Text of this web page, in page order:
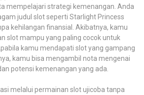
mempelajari strategi kemenangan. Anda
judul slot seperti Starlight Princess
kehilangan finansial. Akibatnya, kamu
slot mampu yang paling cocok untuk
kamu mendapati slot yang gampang
kamu bisa mengambil nota mengenai
potensi kemenangan yang ada.
melalui permainan slot ujicoba tanpa